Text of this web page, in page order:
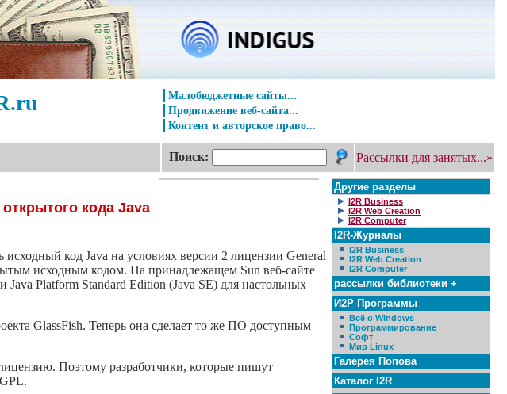
Малобюджетные сайты...
Продвижение веб-сайта...
Контент и авторское право...
Поиск: Рассылки для занятых...»
кода Java
код Java на условиях версии 2 лицензии General
исходным кодом. На принадлежащем Sun веб-сайте
Platform Standard Edition (Java SE) для настольных
GlassFish. Теперь она сделает то же ПО доступным
Поэтому разработчики, которые пишут
Другие разделы
I2R Business
I2R Web Creation
I2R Computer
I2R-Журналы
I2R Business
I2R Web Creation
I2R Computer
рассылки библиотеки +
И2Р Программы
Всё о Windows
Программирование
Софт
Мир Linux
Галерея Попова
Каталог I2R